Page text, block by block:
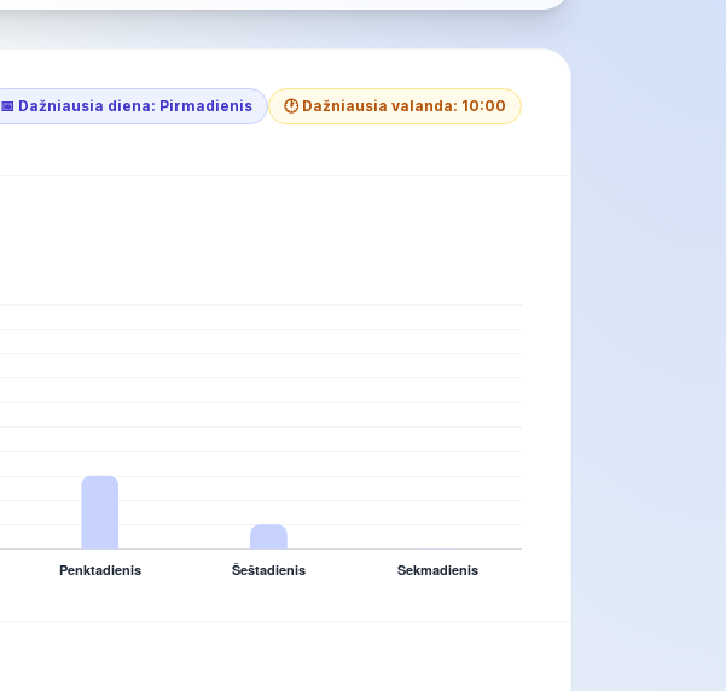
📅 Dažniausia diena: Pirmadienis 🕐 Dažniausia valanda: 10:00